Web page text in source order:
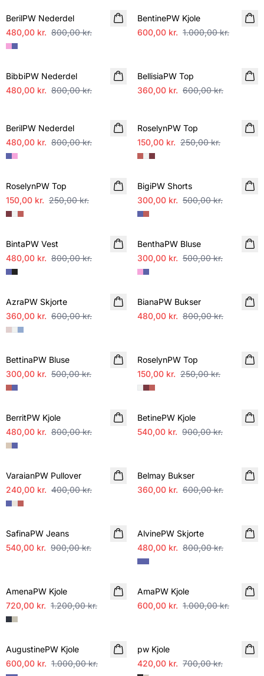
BerilPW Nederdel
480,00 kr. 800,00 kr.
BentinePW Kjole
600,00 kr. 1.000,00 kr.
SALE
BibbiPW Nederdel
480,00 kr. 800,00 kr.
BellisiaPW Top
360,00 kr. 600,00 kr.
BerilPW Nederdel
480,00 kr. 800,00 kr.
RoselynPW Top
150,00 kr. 250,00 kr.
SALE
RoselynPW Top
150,00 kr. 250,00 kr.
SALE
BigiPW Shorts
300,00 kr. 500,00 kr.
SALE
BintaPW Vest
480,00 kr. 800,00 kr.
SALE
BenthaPW Bluse
300,00 kr. 500,00 kr.
SALE
AzraPW Skjorte
360,00 kr. 600,00 kr.
SALE
BianaPW Bukser
480,00 kr. 800,00 kr.
SALE
BettinaPW Bluse
300,00 kr. 500,00 kr.
RoselynPW Top
150,00 kr. 250,00 kr.
SALE
BerritPW Kjole
480,00 kr. 800,00 kr.
SALE
BetinePW Kjole
540,00 kr. 900,00 kr.
SALE
VaraianPW Pullover
240,00 kr. 400,00 kr.
Belmay Bukser
360,00 kr. 600,00 kr.
SALE
SafinaPW Jeans
540,00 kr. 900,00 kr.
AlvinePW Skjorte
480,00 kr. 800,00 kr.
AmenaPW Kjole
720,00 kr. 1.200,00 kr.
SALE
AmaPW Kjole
600,00 kr. 1.000,00 kr.
SALE
AugustinePW Kjole
600,00 kr. 1.000,00 kr.
pw Kjole
420,00 kr. 700,00 kr.